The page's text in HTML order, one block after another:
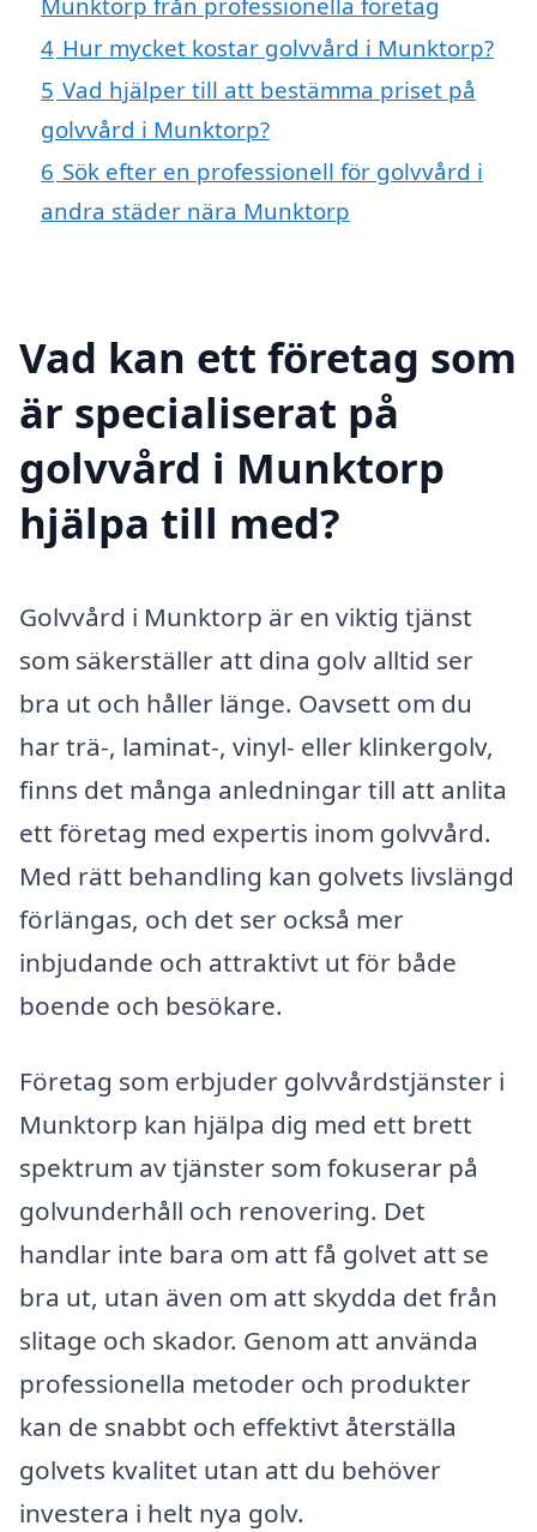
4 Hur mycket kostar golvvård i Munktorp?
5 Vad hjälper till att bestämma priset på
golvvård i Munktorp?
6 Sök efter en professionell för golvvård i
andra städer nära Munktorp
Vad kan ett företag som
är specialiserat på
golvvård i Munktorp
hjälpa till med?
Golvvård i Munktorp är en viktig tjänst
som säkerställer att dina golv alltid ser
bra ut och håller länge. Oavsett om du
har trä-, laminat-, vinyl- eller klinkergolv,
finns det många anledningar till att anlita
ett företag med expertis inom golvvård.
Med rätt behandling kan golvets livslängd
förlängas, och det ser också mer
inbjudande och attraktivt ut för både
boende och besökare.
Företag som erbjuder golvvårdstjänster i
Munktorp kan hjälpa dig med ett brett
spektrum av tjänster som fokuserar på
golvunderhåll och renovering. Det
handlar inte bara om att få golvet att se
bra ut, utan även om att skydda det från
slitage och skador. Genom att använda
professionella metoder och produkter
kan de snabbt och effektivt återställa
golvets kvalitet utan att du behöver
investera i helt nya golv.